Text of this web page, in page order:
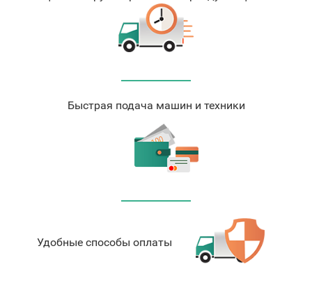
Быстрая подача машин и техники
Удобные способы оплаты